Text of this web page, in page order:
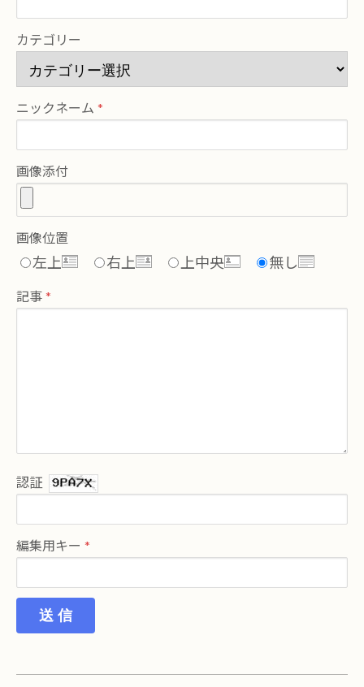
カテゴリー
ニックネーム
画像添付
画像位置
左上 右上 上中央 無し
記事
認証
編集用キー
送 信